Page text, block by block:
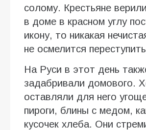
солому. Крестьяне
в доме в красном углу
икону, то никакая
не осмелится
На Руси в этот день
задабривали домового.
оставляли для него
пироги, блины с медом,
кусочек хлеба. Они